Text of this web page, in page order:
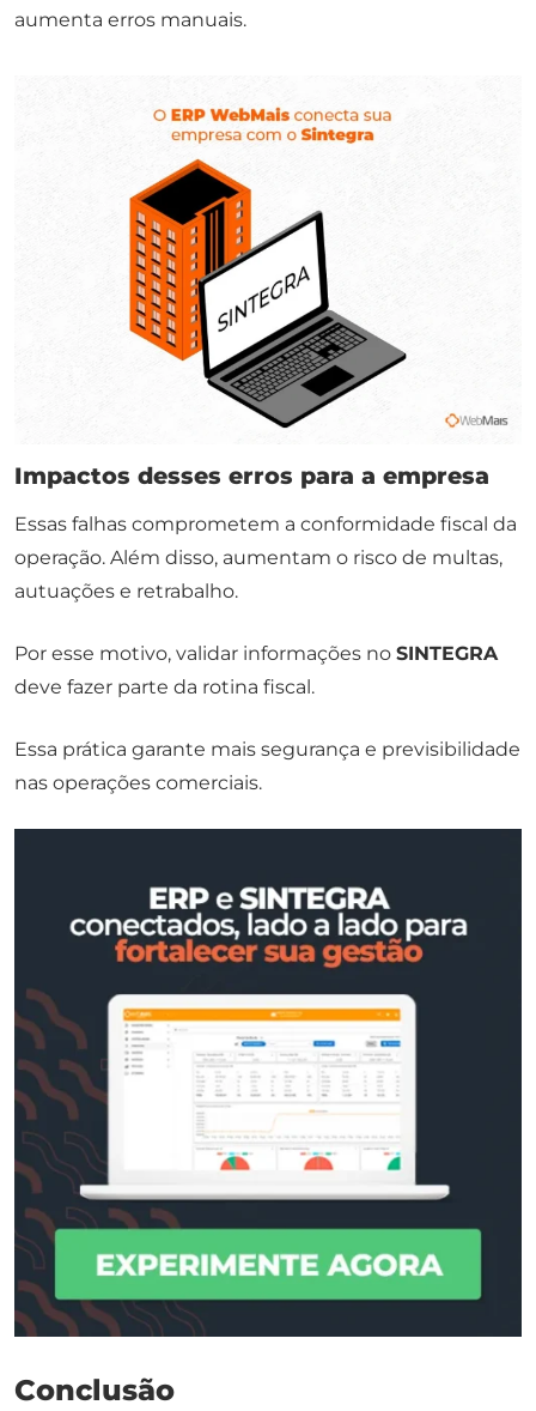
aumenta erros manuais.
Impactos desses erros para a empresa
Essas falhas comprometem a conformidade fiscal da
operação. Além disso, aumentam o risco de multas,
autuações e retrabalho.
Por esse motivo, validar informações no SINTEGRA
deve fazer parte da rotina fiscal.
Essa prática garante mais segurança e previsibilidade
nas operações comerciais.
Conclusão